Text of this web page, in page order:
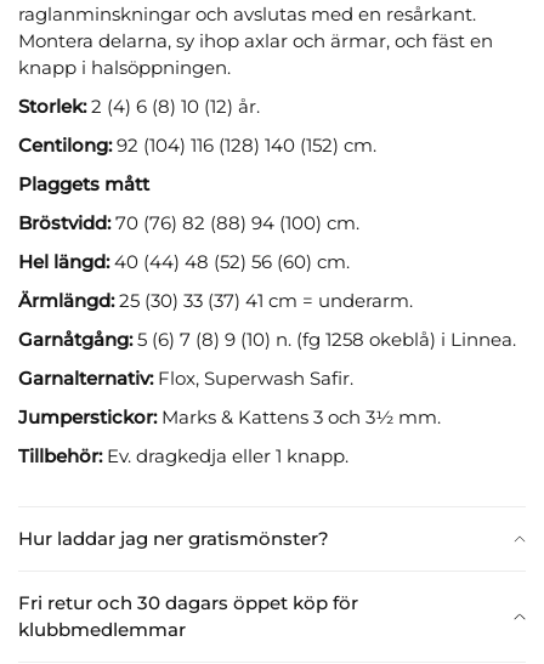
Hur laddar jag ner gratismönster?
Fri retur och 30 dagars öppet köp för
klubbmedlemmar
raglanminskningar och avslutas med en resårkant.
Montera delarna, sy ihop axlar och ärmar, och fäst en
knapp i halsöppningen.
Storlek:2 (4) 6 (8) 10 (12) år.
Centilong:92 (104) 116 (128) 140 (152) cm.
Plaggets mått
Bröstvidd:70 (76) 82 (88) 94 (100) cm.
Hel längd:40 (44) 48 (52) 56 (60) cm.
Ärmlängd:25 (30) 33 (37) 41 cm = underarm.
Garnåtgång:5 (6) 7 (8) 9 (10) n. (fg 1258 okeblå) i Linnea.
Garnalternativ:Flox, Superwash Safir.
Jumperstickor:Marks & Kattens 3 och 3½ mm.
Tillbehör:Ev. dragkedja eller 1 knapp.